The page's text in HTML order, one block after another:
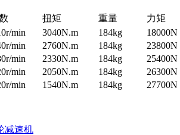
扭矩 重量 力矩
min 3040N.m 184kg 18000N
min 2760N.m 184kg 23800N
min 2330N.m 184kg 25400N
min 2050N.m 184kg 26300N
min 1540N.m 184kg 27700N
减速机